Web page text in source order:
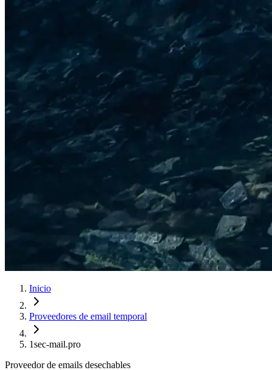
Inicio
Proveedores de email temporal
1sec-mail.pro
Proveedor de emails desechables